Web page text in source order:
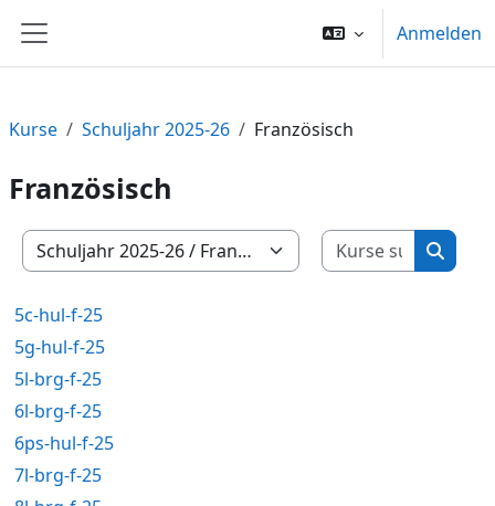
Website-Übersicht
Anmelden
Kurse Schuljahr 2025-26 Französisch
Französisch
Kursbereiche
Kurse
Kurse
5c-hul-f-25
5g-hul-f-25
5l-brg-f-25
6l-brg-f-25
6ps-hul-f-25
7l-brg-f-25